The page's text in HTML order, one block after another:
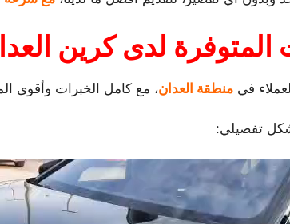
المتوفرة لدى كرين
في منطقة العدان، مع كامل الخبرات وأقوى
تفصيلي: